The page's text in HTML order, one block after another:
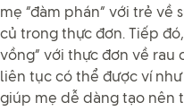
mẹ “đàm phán” với trẻ về
củ trong thực đơn. Tiếp
vồng” với thực đơn về rau
liên tục có thể được ví như
giúp mẹ dễ dàng tạo nên